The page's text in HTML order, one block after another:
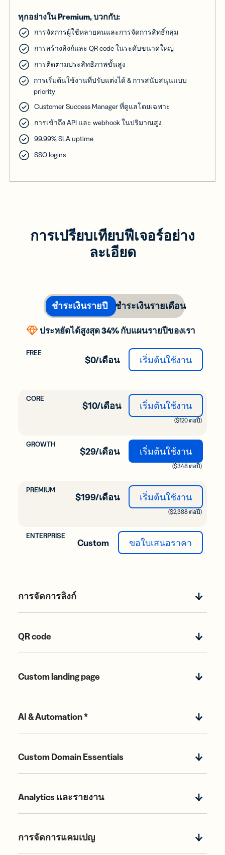
ทุกอย่างใน Premium, บวกกับ:
การจัดการผู้ใช้หลายคนและการจัดการสิทธิ์กลุ่ม
การสร้างลิงก์และ QR code ในระดับขนาดใหญ่
การติดตามประสิทธิภาพขั้นสูง
การเริ่มต้นใช้งานที่ปรับแต่งได้ & การสนับสนุนแบบ
priority
Customer Success Manager ที่ดูแลโดยเฉพาะ
การเข้าถึง API และ webhook ในปริมาณสูง
99.99% SLA uptime
SSO logins
การเปรียบเทียบฟีเจอร์อย่าง
ละเอียด
ประหยัดได้สูงสุด 34% กับแผนรายปีของเรา
ชำระเงินรายปี ชำระเงินรายเดือน
$0/เดือน เริ่มต้นใช้งาน
$10/เดือน
($120 ต่อปี)
เริ่มต้นใช้งาน
$29/เดือน
($348 ต่อปี)
เริ่มต้นใช้งาน
$199/เดือน
($2,388 ต่อปี)
เริ่มต้นใช้งาน
Custom ขอใบเสนอราคา
การจัดการลิงก์
QR code
Custom landing page
AI & Automation *
Custom Domain Essentials
Analytics และรายงาน
การจัดการแคมเปญ